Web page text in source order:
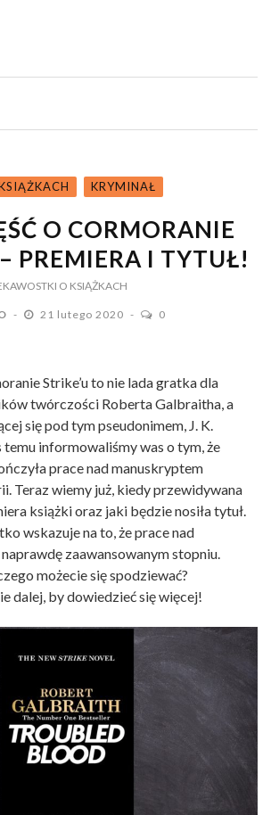
KRYMINAŁ
O CORMORANIE
PREMIERA I TYTUŁ!
O KSIĄŻKACH
21 lutego 2020 0
Strike’u to nie lada gratka dla
twórczości Roberta Galbraitha, a
się pod tym pseudonimem, J. K.
temu informowaliśmy was o tym, że
prace nad manuskryptem
Teraz wiemy już, kiedy przewidywana
książki oraz jaki będzie nosiła tytuł.
wskazuje na to, że prace nad
zaawansowanym stopniu.
możecie się spodziewać?
dalej, by dowiedzieć się więcej!